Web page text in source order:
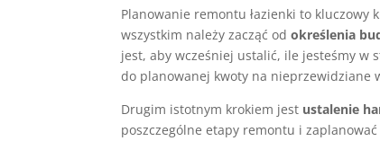
Planowanie remontu łazienki to kluczowy
wszystkim należy zacząć odokreślenia
jest, aby wcześniej ustalić, ile jesteśmy w
do planowanej kwoty na nieprzewidziane
Drugim istotnym krokiem jest ustalenie
poszczególne etapy remontu i